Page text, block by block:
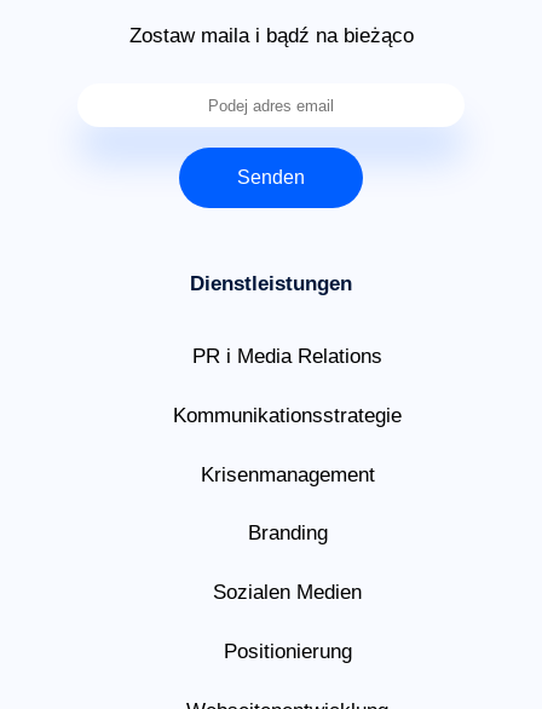
Zostaw maila i bądź na bieżąco
Senden
Dienstleistungen
PR i Media Relations
Kommunikationsstrategie
Krisenmanagement
Branding
Sozialen Medien
Positionierung